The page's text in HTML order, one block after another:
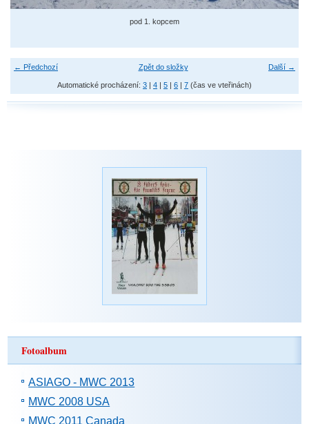
pod 1. kopcem
← Předchozí Další →
Zpět do složky
Automatické procházení: 3 | 4 | 5 | 6 | 7 (čas ve vteřinách)
Fotoalbum
ASIAGO - MWC 2013
MWC 2008 USA
MWC 2011 Canada